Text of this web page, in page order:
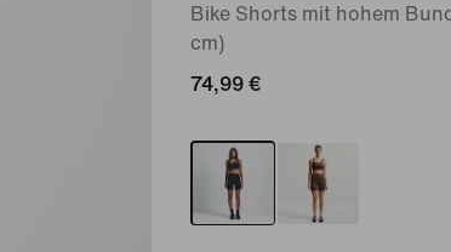
Bike Shorts mit hohem
cm)
74,99 €